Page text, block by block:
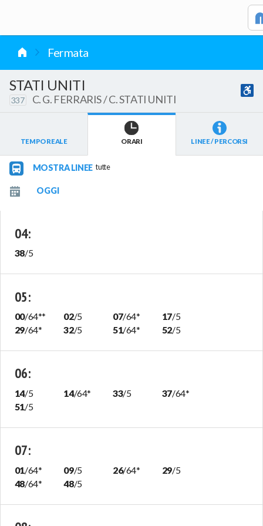
Fermata
STATI UNITI
337 C. G. FERRARIS / C. STATI UNITI
TEMPO REALE ORARI LINEE / PERCORSI
MOSTRA LINEE tutte
04:
38/5
05:
00/64** 02/5 07/64* 17/5
29/64* 32/5 51/64* 52/5
06:
14/5 14/64* 33/5 37/64*
51/5
07:
01/64* 09/5 26/64* 29/5
48/64* 48/5